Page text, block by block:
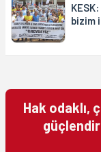
bizim
Hak odaklı,